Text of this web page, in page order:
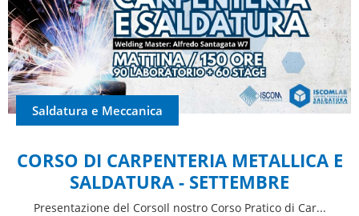
Saldatura e Meccanica
CORSO DI CARPENTERIA METALLICA E
SALDATURA - SETTEMBRE
Presentazione del CorsoIl nostro Corso Pratico di Car...